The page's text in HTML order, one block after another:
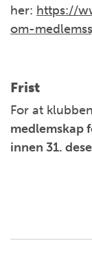
her: https://
om-
Frist
For at
medlemskap
innen 31.